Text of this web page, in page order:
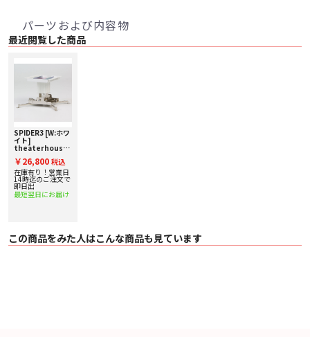
パーツおよび内容物
最近閲覧した商品
SPIDER3 [W:ホワ
イト]
theaterhouse
ス] プロジェク
ター汎用金具
￥26,800 税込
在庫有り！営業日
14時迄のご注文で
即日出
最短翌日にお届け
この商品をみた人はこんな商品も見ています